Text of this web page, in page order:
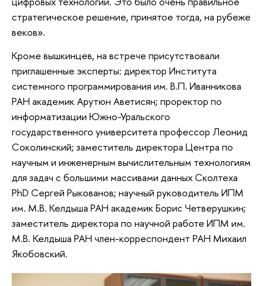
стратегическое решение, принятое тогда, на рубеже
веков».
Кроме вышкинцев, на встрече присутствовали
приглашенные эксперты: директор Института
системного программирования им. В.П. Иванникова
РАН академик Арутюн Аветисян; проректор по
информатизации Южно-Уральского
государственного университета профессор Леонид
Соколинский; заместитель директора Центра по
научным и инженерным вычислительным технологиям
для задач с большими массивами данных Сколтеха
PhD Сергей Рыкованов; научный руководитель ИПМ
им. М.В. Келдыша РАН академик Борис Четверушкин;
заместитель директора по научной работе ИПМ им.
М.В. Келдыша РАН член-корреспондент РАН Михаил
Якобовский.